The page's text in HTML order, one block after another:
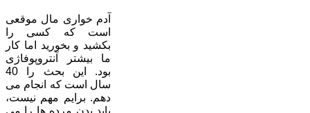
آدم خواری مال موقعی
است که کسی را
بکشید و بخورید اما کار
ما بیشتر آنتروپوفاژی
بود. این بحث را 40
سال است که انجام می
دهم. برایم مهم نیست،
باید بدن مرده ها را می